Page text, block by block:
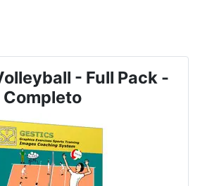
FUTEBOL - Exercícios Esportivos
- Full Pack -
Completo